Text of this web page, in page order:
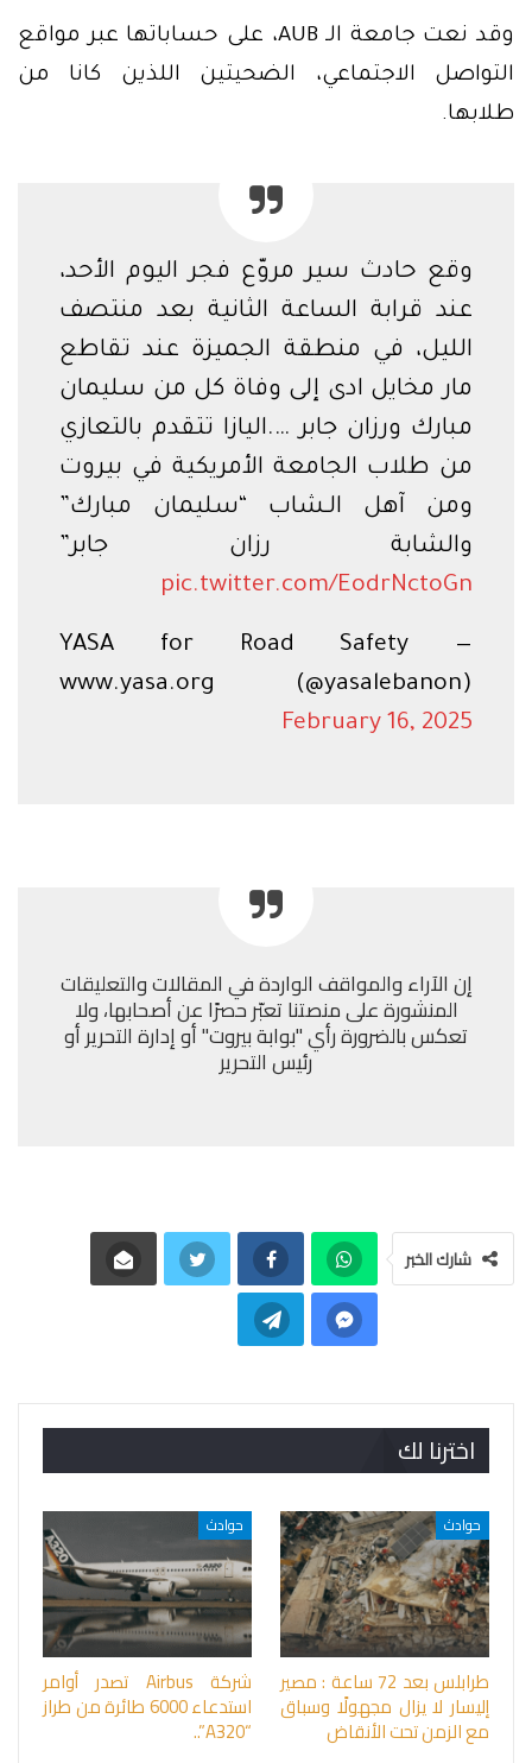
وقد نعت جامعة الـ AUB، على حساباتها عبر مواقع
التواصل الاجتماعي، الضحيتين اللذين كانا من
طلابها.
وقع حادث سير مروّع فجر اليوم الأحد،
عند قرابة الساعة الثانية بعد منتصف
الليل، في منطقة الجميزة عند تقاطع
مار مخايل ادى إلى وفاة كل من سليمان
مبارك ورزان جابر ….اليازا تتقدم بالتعازي
من طلاب الجامعة الأمريكية في بيروت
ومن آهل الـشاب “سليمان مبارك”
والشابة رزان جابر”
pic.twitter.com/EodrNctoGn
— YASA for Road Safety
www.yasa.org (@yasalebanon)
February 16, 2025
إن الآراء والمواقف الواردة في المقالات والتعليقات
المنشورة على منصتنا تعبّر حصرًا عن أصحابها، ولا
تعكس بالضرورة رأي "بوابة بيروت" أو إدارة التحرير أو
رئيس التحرير
شارك الخبر
اخترنا لك
حوادث
طرابلس بعد 72 ساعة : مصير
إليسار لا يزال مجهولًا وسباق
مع الزمن تحت الأنقاض
حوادث
شركة Airbus تصدر أوامر
استدعاء 6000 طائرة من طراز
“A320”..